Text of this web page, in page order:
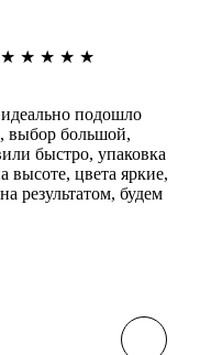
★ ★ ★ ★ ★
подошло
выбор большой,
быстро, упаковка
высоте, цвета яркие,
результатом, будем